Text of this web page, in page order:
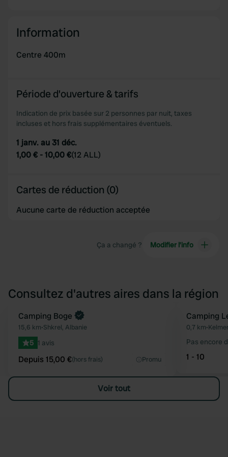
provided to them or that they’ve collected from your use
Information
Centre 400m
Période d'ouverture & tarifs
Indication de prix basée sur 2 personnes par nuit, taxes
incluses et hors frais supplémentaires éventuels.
1 janv. au 31 déc.
1,00 € -10,00 €(12 ALL)
Cartes de réduction (0)
Aucune carte de réduction acceptée
Ça a changé ? Modifier l’info
Consultez d'autres aires dans la région
Préféré
Reserve maintenant
Camping Boge
15,6 km•Shkrel, Albanie
5 1 avis
Depuis 15,00 €(hors frais) Promu
Camping
0,7 km•
Pas encore
1 - 10
Voir tout